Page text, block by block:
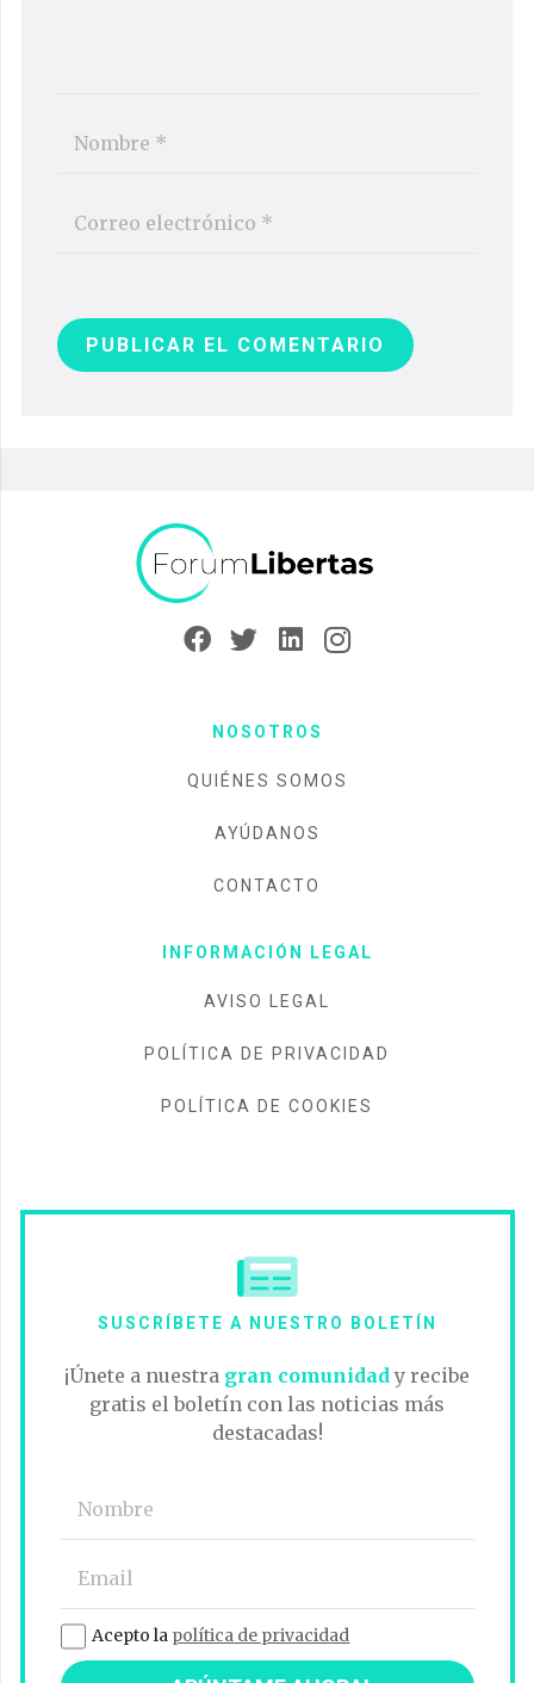
PUBLICAR EL COMENTARIO
NOSOTROS
QUIÉNES SOMOS
AYÚDANOS
CONTACTO
INFORMACIÓN LEGAL
AVISO LEGAL
POLÍTICA DE PRIVACIDAD
POLÍTICA DE COOKIES
SUSCRÍBETE A NUESTRO BOLETÍN
¡Únete a nuestra gran comunidady recibe
gratis el boletín con las noticias más
destacadas!
Acepto la política de privacidad